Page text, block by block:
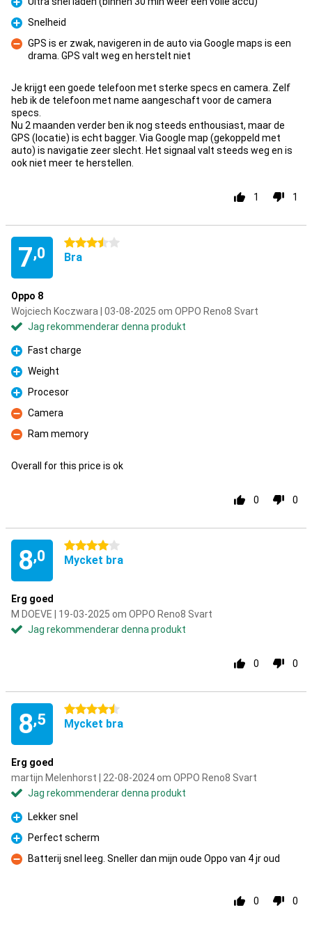
Fördelar
Fördelar
Snelheid
Nackdelar
GPS is er zwak, navigeren in de auto via Google maps is een
drama. GPS valt weg en herstelt niet
Je krijgt een goede telefoon met sterke specs en camera. Zelf
heb ik de telefoon met name aangeschaft voor de camera
specs.
Nu 2 maanden verder ben ik nog steeds enthousiast, maar de
GPS (locatie) is echt bagger. Via Google map (gekoppeld met
auto) is navigatie zeer slecht. Het signaal valt steeds weg en is
ook niet meer te herstellen.
1 1
7,0
3.5 stjärnor
Bra
Oppo 8
Wojciech Koczwara | 03-08-2025 om OPPO Reno8 Svart
Jag rekommenderar denna produkt
Fördelar
Fast charge
Fördelar
Weight
Fördelar
Procesor
Nackdelar
Camera
Nackdelar
Ram memory
Overall for this price is ok
0 0
8,0
4 stjärnor
Mycket bra
Erg goed
M DOEVE | 19-03-2025 om OPPO Reno8 Svart
Jag rekommenderar denna produkt
0 0
8,5
4.5 stjärnor
Mycket bra
Erg goed
martijn Melenhorst | 22-08-2024 om OPPO Reno8 Svart
Jag rekommenderar denna produkt
Fördelar
Lekker snel
Fördelar
Perfect scherm
Nackdelar
Batterij snel leeg. Sneller dan mijn oude Oppo van 4 jr oud
0 0